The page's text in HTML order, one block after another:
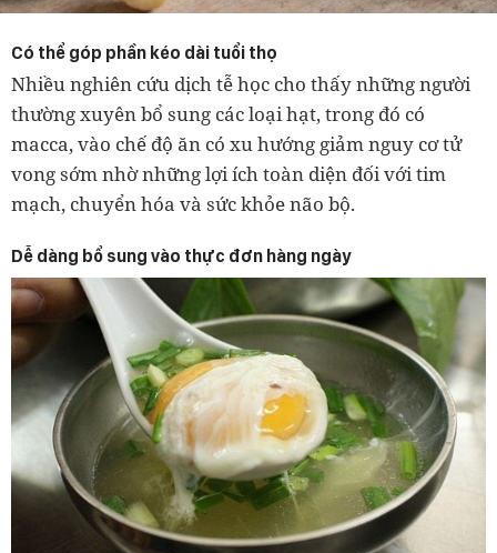
Có thể góp phần kéo dài tuổi thọ
Nhiều nghiên cứu dịch tễ học cho thấy những người
thường xuyên bổ sung các loại hạt, trong đó có
macca, vào chế độ ăn có xu hướng giảm nguy cơ tử
vong sớm nhờ những lợi ích toàn diện đối với tim
mạch, chuyển hóa và sức khỏe não bộ.
Dễ dàng bổ sung vào thực đơn hàng ngày